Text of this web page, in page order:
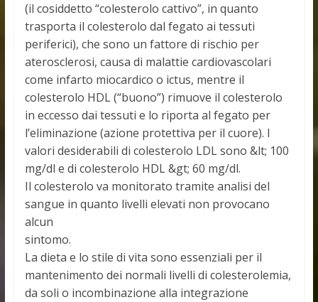
(il cosiddetto “colesterolo cattivo”, in quanto
trasporta il colesterolo dal fegato ai tessuti
periferici), che sono un fattore di rischio per
aterosclerosi, causa di malattie cardiovascolari
come infarto miocardico o ictus, mentre il
colesterolo HDL (“buono”) rimuove il colesterolo
in eccesso dai tessuti e lo riporta al fegato per
l’eliminazione (azione protettiva per il cuore). I
valori desiderabili di colesterolo LDL sono &lt; 100
mg/dl e di colesterolo HDL &gt; 60 mg/dl.
Il colesterolo va monitorato tramite analisi del
sangue in quanto livelli elevati non provocano
alcun
sintomo.
La dieta e lo stile di vita sono essenziali per il
mantenimento dei normali livelli di colesterolemia,
da soli o incombinazione alla integrazione